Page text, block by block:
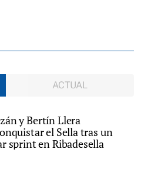
ACTUAL
y Bertín Llera
el Sella tras un
sprint en Ribadesella